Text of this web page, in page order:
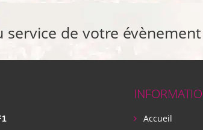
service de votre évènement
Accueil